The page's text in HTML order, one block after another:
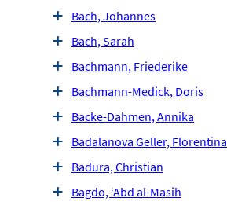
Bach, Johannes
Bach, Sarah
Bachmann, Friederike
Bachmann-Medick, Doris
Backe-Dahmen, Annika
Badalanova Geller, Florentina
Badura, Christian
Bagdo, ‘Abd al-Masih